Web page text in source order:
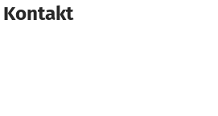
Kontakt